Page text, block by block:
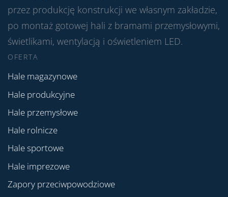
przez produkcję konstrukcji we własnym zakładzie,
po montaż gotowej hali z bramami przemysłowymi,
świetlikami, wentylacją i oświetleniem LED.
OFERTA
Hale magazynowe
Hale produkcyjne
Hale przemysłowe
Hale rolnicze
Hale sportowe
Hale imprezowe
Zapory przeciwpowodziowe